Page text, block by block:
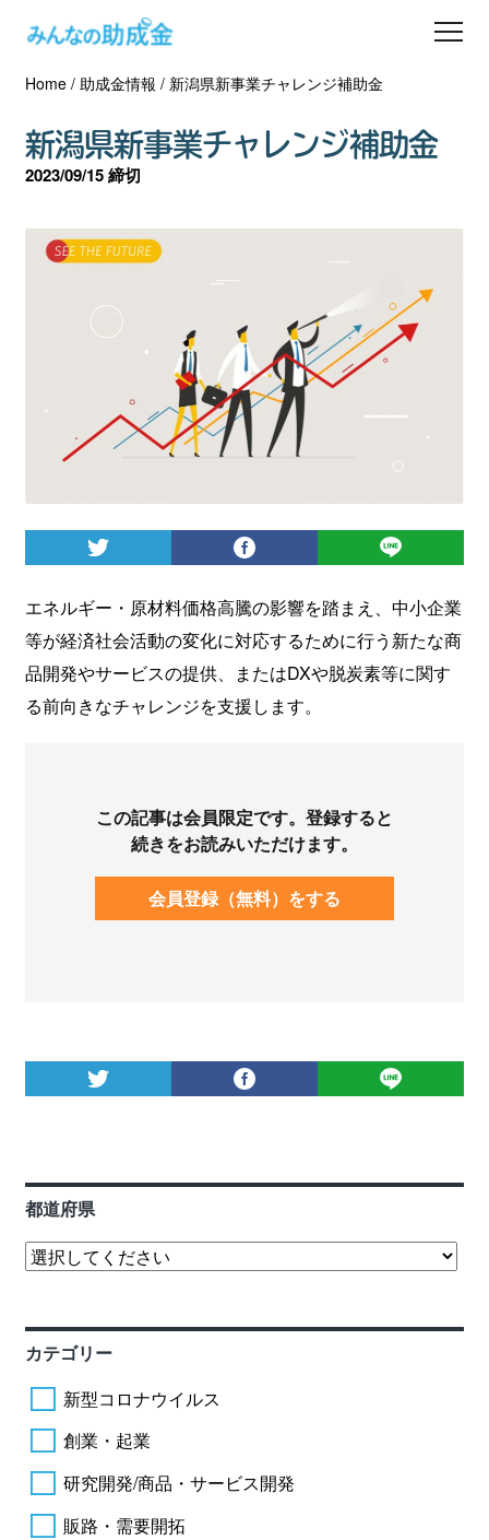
助成金を探す
士業の方へ
助成金コラム
会員登録
ログイン
Home/ 助成金情報 / 新潟県新事業チャレンジ補助金
新潟県新事業チャレンジ補助金
2023/09/15 締切
エネルギー・原材料価格高騰の影響を踏まえ、中小企業
等が経済社会活動の変化に対応するために行う新たな商
品開発やサービスの提供、またはDXや脱炭素等に関す
る前向きなチャレンジを支援します。
この記事は会員限定です。登録すると
続きをお読みいただけます。
会員登録（無料）をする
都道府県
カテゴリー
新型コロナウイルス
創業・起業
研究開発/商品・サービス開発
販路・需要開拓